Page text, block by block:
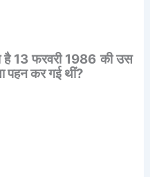
है13फरवरी1986की उस
पहनकरगई थीं?